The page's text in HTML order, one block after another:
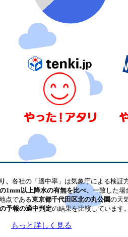
、 各社の「適中率」は気象庁による検証
1mm以上降水の有無を比べ、 一致した場
点である東京都千代田区北の丸公園の天
予報の適中判定の結果を比較しています
もっと詳しく見る